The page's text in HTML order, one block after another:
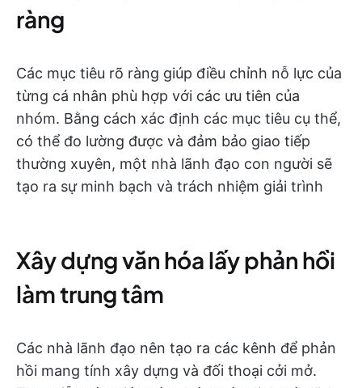
ràng
Các mục tiêu rõ ràng giúp điều chỉnh nỗ lực của
từng cá nhân phù hợp với các ưu tiên của
nhóm. Bằng cách xác định các mục tiêu cụ thể,
có thể đo lường được và đảm bảo giao tiếp
thường xuyên, một nhà lãnh đạo con người sẽ
tạo ra sự minh bạch và trách nhiệm giải trình
Xây dựng văn hóa lấy phản hồi
làm trung tâm
Các nhà lãnh đạo nên tạo ra các kênh để phản
hồi mang tính xây dựng và đối thoại cởi mở.